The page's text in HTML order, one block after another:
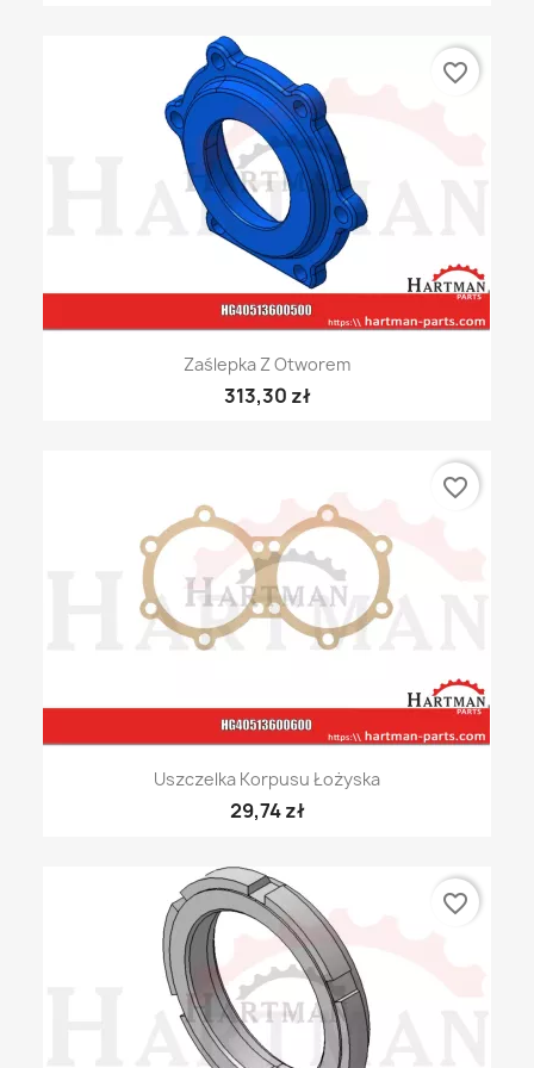
Zaślepka Z Otworem
313,30 zł
favorite_border
Uszczelka Korpusu Łożyska
29,74 zł
favorite_border
favorite_border